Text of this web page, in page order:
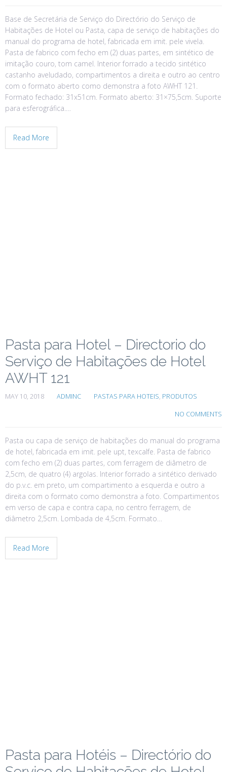
Base de Secretária de Serviço do Directório do Serviço de
Habitações de Hotel ou Pasta, capa de serviço de habitações do
manual do programa de hotel, fabricada em imit. pele vivela.
Pasta de fabrico com fecho em (2) duas partes, em sintético de
imitação couro, tom camel. Interior forrado a tecido sintético
castanho aveludado, compartimentos a direita e outro ao centro
com o formato aberto como demonstra a foto AWHT 121.
Formato fechado: 31x51cm. Formato aberto: 31×75,5cm. Suporte
para esferográfica.…
Read More
Pasta para Hotel – Directorio do
Serviço de Habitações de Hotel
AWHT 121
MAY 10, 2018 ADMINC PASTAS PARA HOTEIS, PRODUTOS
NO COMMENTS
Pasta ou capa de serviço de habitações do manual do programa
de hotel, fabricada em imit. pele upt, texcalfe. Pasta de fabrico
com fecho em (2) duas partes, com ferragem de diâmetro de
2,5cm, de quatro (4) argolas. Interior forrado a sintético derivado
do p.v.c. em preto, um compartimento a esquerda e outro a
direita com o formato como demonstra a foto. Compartimentos
em verso de capa e contra capa, no centro ferragem, de
diâmetro 2,5cm. Lombada de 4,5cm. Formato…
Read More
Pasta para Hotéis – Directório do